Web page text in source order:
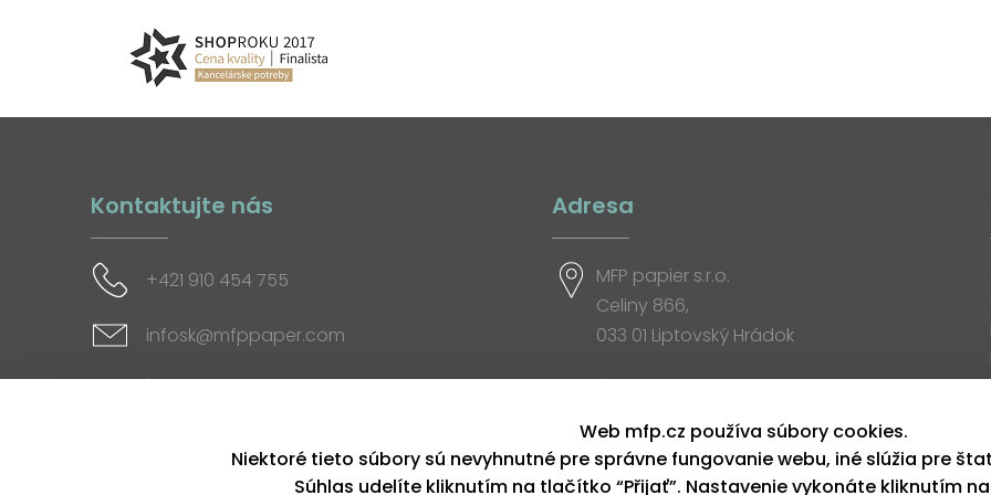
Kontaktujte nás
+421 910 454 755
infosk@mfppaper.com
Sociálne siete
Adresa
MFP papier s.r.o.
Celiny 866,
033 01 Liptovský Hrádok
Otváracia doba
Web mfp.cz používa súbory cookies.
Niektoré tieto súbory sú nevyhnutné pre správne fungovanie webu, iné slúžia pre
Súhlas udelíte kliknutím na tlačítko “Přijať”. Nastavenie vykonáte kliknutím